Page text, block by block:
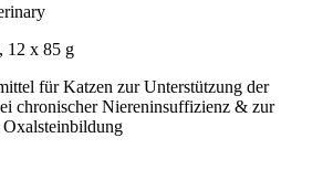
12 x 85 g
für Katzen zur Unterstützung der
chronischer Niereninsuffizienz & zur